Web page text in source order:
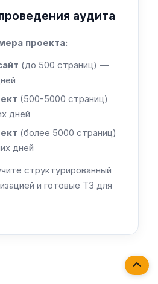
аудита
проекта:
(до 500 страниц) —
(500-5000 страниц)
дней
(более 5000 страниц)
дней
структурированный
и готовые ТЗ для